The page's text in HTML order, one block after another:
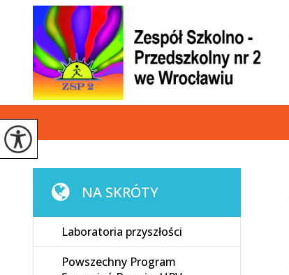
NA SKRÓTY
Laboratoria przyszłości
Powszechny Program